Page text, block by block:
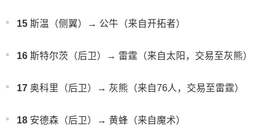
15 斯温（侧翼）→ 公牛（来自开拓者）
16 斯特尔茨（后卫）→ 雷霆（来自太阳，交易至灰熊）
17 奥科里（后卫）→ 灰熊（来自76人，交易至雷霆）
18 安德森（后卫）→ 黄蜂（来自魔术）